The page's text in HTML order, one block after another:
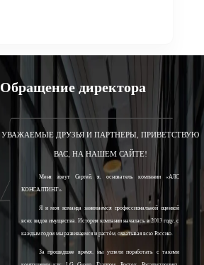
Обращение директора
УВАЖАЕМЫЕ ДРУЗЬЯ И ПАРТНЕРЫ, ПРИВЕТСТВУЮ
ВАС, НА НАШЕМ САЙТЕ!
Меня зовут Сергей, я, основатель компании «АЛС
КОНСАЛТИНГ».
Я и моя команда занимаемся профессиональной оценкой
всех видов имущества. История компании началась в 2013 году, с
каждым годом мы развиваемся и растём, охватывая всю Россию.
За прошедшее время, мы успели поработать с такими